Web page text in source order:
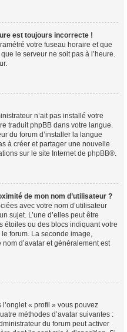
est toujours incorrecte !
votre fuseau horaire et que
le serveur ne soit pas à l’heure.
n’ait pas installé votre
traduit phpBB dans votre langue.
du forum d’installer la langue
à créer et partager une nouvelle
sur le site Internet de phpBB®.
de mon nom d’utilisateur ?
avec votre nom d’utilisateur
sujet. L’une d’elles peut être
étoiles ou des blocs indiquant votre
forum. La seconde image,
d’avatar et généralement est
« profil » vous pouvez
méthodes d’avatar suivantes :
du forum peut activer